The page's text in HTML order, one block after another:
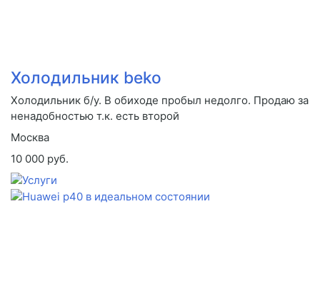
Холодильник beko
Холодильник б/у. В обиходе пробыл недолго. Продаю за
ненадобностью т.к. есть второй
Москва
10 000 руб.